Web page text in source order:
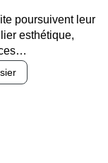
des accès, durabilité
intégration…